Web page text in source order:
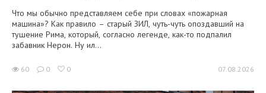
Что мы обычно представляем себе при словах «пожарная
машина»? Как правило – старый ЗИЛ, чуть-чуть опоздавший на
тушение Рима, который, согласно легенде, как-то подпалил
забавник Нерон. Ну ил...
60 0 0 07.08.2026